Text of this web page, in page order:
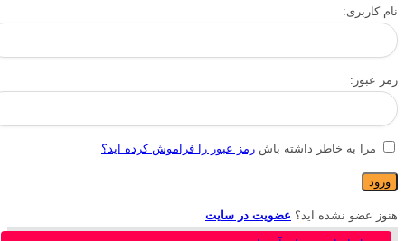
نام کاربری:
رمز عبور:
مرا به خاطر داشته باش رمز عبور را فراموش کرده اید؟
هنوز عضو نشده اید؟ عضویت در سایت